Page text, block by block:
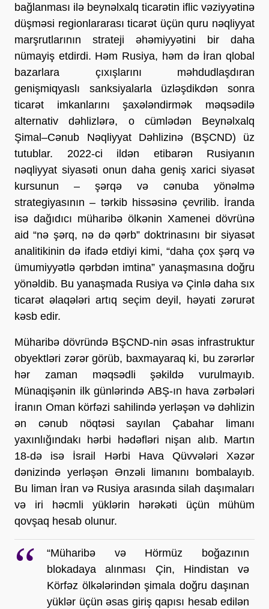
bağlanması ilə beynəlxalq ticarətin iflic vəziyyətinə
düşməsi regionlararası ticarət üçün quru nəqliyyat
marşrutlarının strateji əhəmiyyətini bir daha
nümayiş etdirdi. Həm Rusiya, həm də İran qlobal
bazarlara çıxışlarını məhdudlaşdıran
genişmiqyaslı sanksiyalarla üzləşdikdən sonra
ticarət imkanlarını şaxələndirmək məqsədilə
alternativ dəhlizlərə, o cümlədən Beynəlxalq
Şimal–Cənub Nəqliyyat Dəhlizinə (BŞCND) üz
tutublar. 2022-ci ildən etibarən Rusiyanın
nəqliyyat siyasəti onun daha geniş xarici siyasət
kursunun – şərqə və cənuba yönəlmə
strategiyasının – tərkib hissəsinə çevrilib. İranda
isə dağıdıcı müharibə ölkənin Xamenei dövrünə
aid “nə şərq, nə də qərb” doktrinasını bir siyasət
analitikinin də ifadə etdiyi kimi, “daha çox şərq və
ümumiyyətlə qərbdən imtina” yanaşmasına doğru
yönəldib. Bu yanaşmada Rusiya və Çinlə daha sıx
ticarət əlaqələri artıq seçim deyil, həyati zərurət
kəsb edir.
Müharibə dövründə BŞCND-nin əsas infrastruktur
obyektləri zərər görüb, baxmayaraq ki, bu zərərlər
hər zaman məqsədli şəkildə vurulmayıb.
Münaqişənin ilk günlərində ABŞ-ın hava zərbələri
İranın Oman körfəzi sahilində yerləşən və dəhlizin
ən cənub nöqtəsi sayılan Çabahar limanı
yaxınlığındakı hərbi hədəfləri nişan alıb. Martın
18-də isə İsrail Hərbi Hava Qüvvələri Xəzər
dənizində yerləşən Ənzəli limanını bombalayıb.
Bu liman İran və Rusiya arasında silah daşımaları
və iri həcmli yüklərin hərəkəti üçün mühüm
qovşaq hesab olunur.
“Müharibə və Hörmüz boğazının
blokadaya alınması Çin, Hindistan və
Körfəz ölkələrindən şimala doğru daşınan
yüklər üçün əsas giriş qapısı hesab edilən